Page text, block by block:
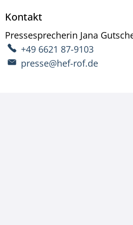
Kontakt
Pressesprecherin Jana
+49 6621 87-9103
presse@hef-rof.de